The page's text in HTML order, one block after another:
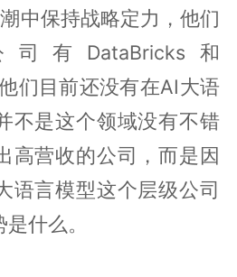
中保持战略定力，他们
有DataBricks和
们目前还没有在AI大语
不是这个领域没有不错
高营收的公司，而是因
语言模型这个层级公司
什么。